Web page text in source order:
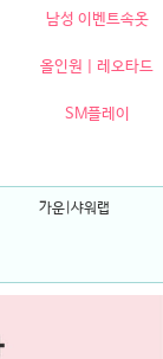
남성 이벤트속옷
올인원 | 레오타드
SM플레이
가운|샤워랩